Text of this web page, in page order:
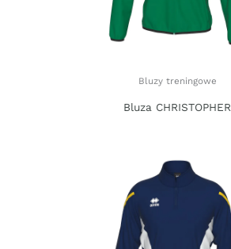
Bluzy treningowe
Bluza CHRISTOPHER